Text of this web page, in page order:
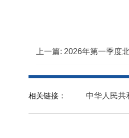
上一篇: 2026年第一季度
相关链接： 中华人民共